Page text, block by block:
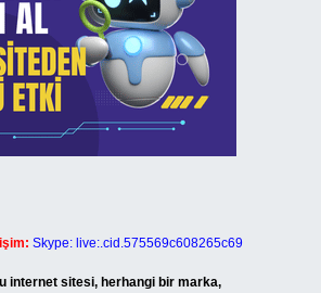
Skype: live:.cid.575569c608265c69
internet sitesi, herhangi bir marka,